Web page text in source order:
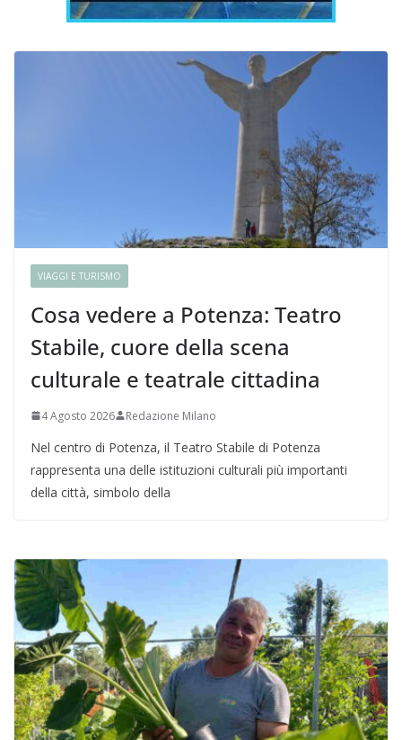
VIAGGI E TURISMO
Cosa vedere a Potenza: Teatro
Stabile, cuore della scena
culturale e teatrale cittadina
4 Agosto 2026 Redazione Milano
Nel centro di Potenza, il Teatro Stabile di Potenza
rappresenta una delle istituzioni culturali più importanti
della città, simbolo della